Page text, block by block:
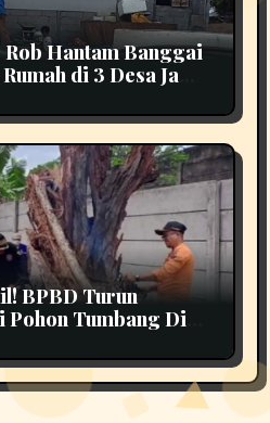
Hantam Banggai
di 3 Desa Jadi
BPBD Turun
Pohon Tumbang Di